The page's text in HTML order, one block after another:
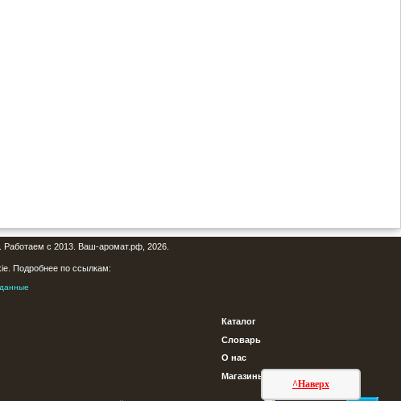
^Наверх
с 2013. Ваш-аромат.рф, 2026.
Подробнее по ссылкам:
Каталог
Словарь
О нас
Магазины